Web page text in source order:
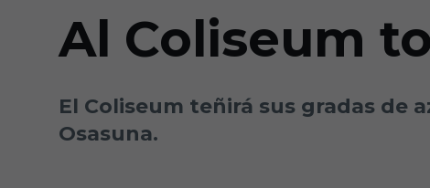
Al Coliseum
El Coliseum teñirá sus gradas de
Osasuna.